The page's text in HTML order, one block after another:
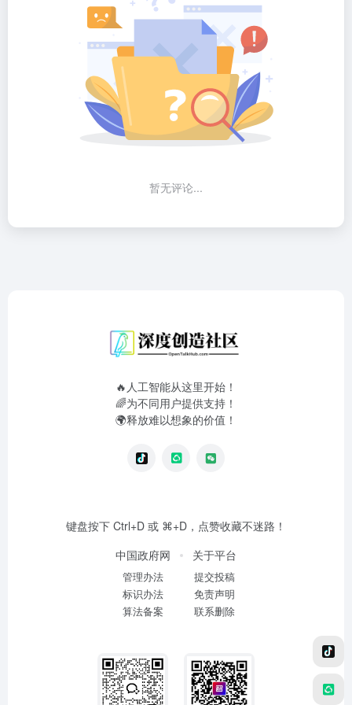
暂无评论...
🔥人工智能从这里开始！
🌈为不同用户提供支持！
🌍释放难以想象的价值！
键盘按下 Ctrl+D 或 ⌘+D，点赞收藏不迷路！
中国政府网
管理办法
标识办法
算法备案
关于平台
提交投稿
免责声明
联系删除